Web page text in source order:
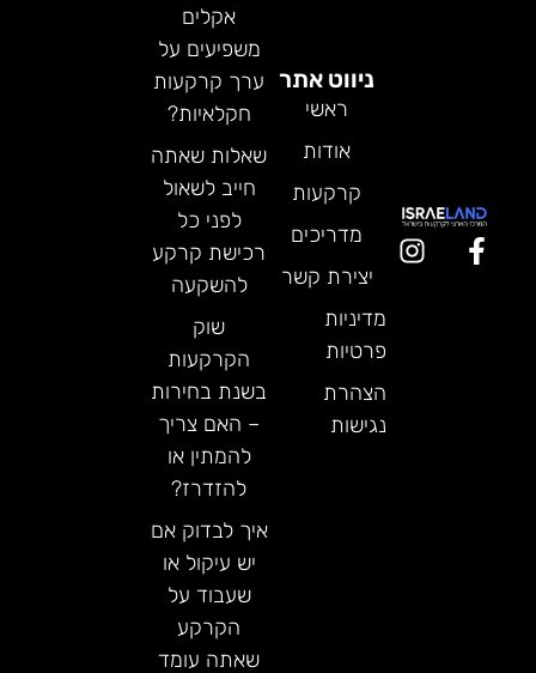
ניווט אתר
ראשי
אודות
קרקעות
מדריכים
יצירת קשר
מדיניות
פרטיות
הצהרת
נגישות
אקלים
משפיעים על
ערך קרקעות
חקלאיות?
שאלות שאתה
חייב לשאול
לפני כל
רכישת קרקע
להשקעה
שוק
הקרקעות
בשנת בחירות
– האם צריך
להמתין או
להזדרז?
איך לבדוק אם
יש עיקול או
שעבוד על
הקרקע
שאתה עומד